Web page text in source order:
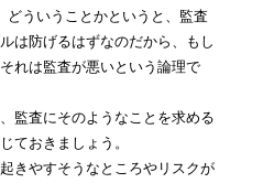
どういうことかというと、監査
は防げるはずなのだから、もし
れは監査が悪いという論理で
監査にそのようなことを求める
ておきましょう。
きやすそうなところやリスクが